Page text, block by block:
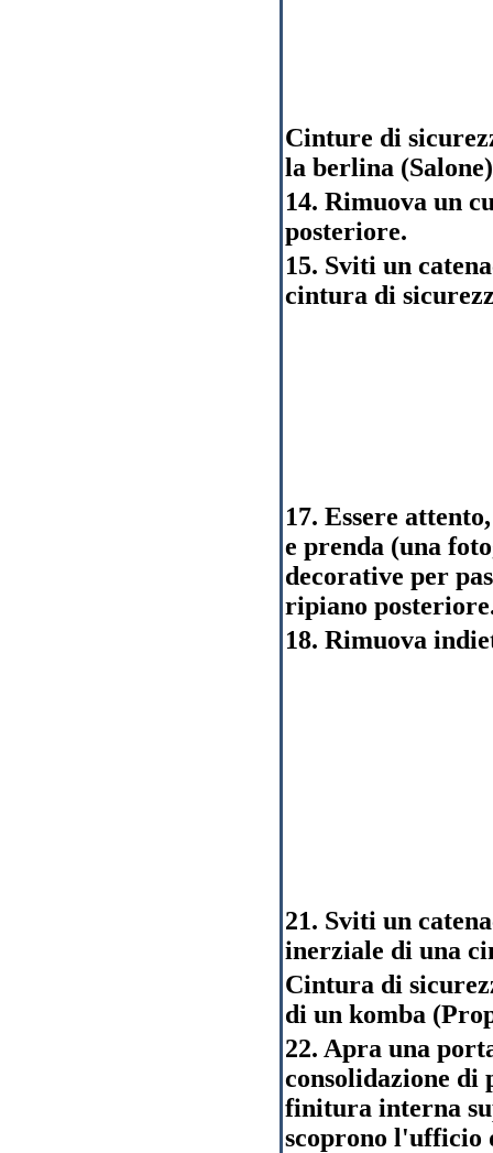
Cinture di
la berlina (Salone)
14. Rimuova un
posteriore.
15. Sviti un
cintura di
17. Essere
e prenda (una
decorative per
ripiano
18. Rimuova
21. Sviti un
inerziale di una
Cintura di
di un komba
22. Apra una
consolidazione
finitura interna
scoprono l'ufficio